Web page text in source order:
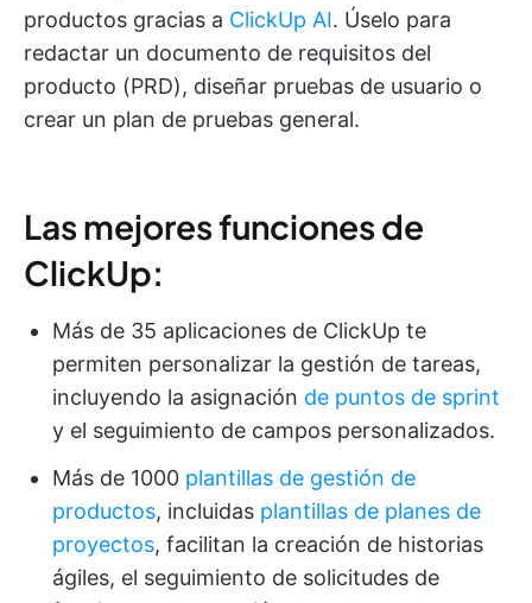
productos gracias a ClickUp AI. Úselo para
redactar un documento de requisitos del
producto (PRD), diseñar pruebas de usuario o
crear un plan de pruebas general.
Las mejores funciones de
ClickUp:
Más de 35 aplicaciones de ClickUp te
permiten personalizar la gestión de tareas,
incluyendo la asignación de puntos de sprint
y el seguimiento de campos personalizados.
Más de 1000 plantillas de gestión de
productos, incluidas plantillas de planes de
proyectos, facilitan la creación de historias
ágiles, el seguimiento de solicitudes de